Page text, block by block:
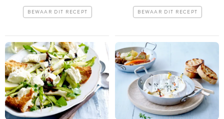
BEWAAR DIT RECEPT BEWAAR DIT RECEPT